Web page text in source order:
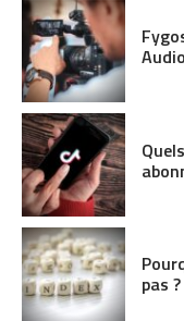
pas ?